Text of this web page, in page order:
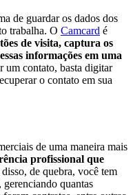
de guardar os dados dos
trabalha. O Camcard é
de visita, captura os
informações em uma
um contato, basta digitar
o contato em sua
de uma maneira mais
profissional que
de quebra, você tem
gerenciando quantas